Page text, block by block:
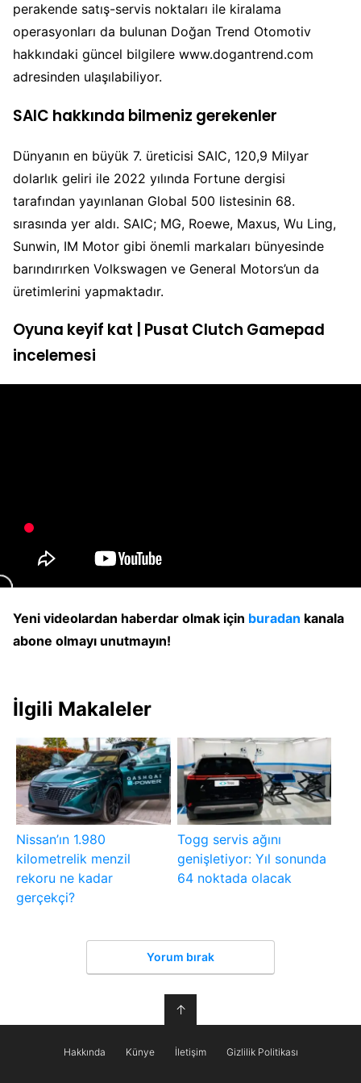
perakende satış-servis noktaları ile kiralama
operasyonları da bulunan Doğan Trend Otomotiv
hakkındaki güncel bilgilere www.dogantrend.com
adresinden ulaşılabiliyor.
SAIC hakkında bilmeniz gerekenler
Dünyanın en büyük 7. üreticisi SAIC, 120,9 Milyar
dolarlık geliri ile 2022 yılında Fortune dergisi
tarafından yayınlanan Global 500 listesinin 68.
sırasında yer aldı. SAIC; MG, Roewe, Maxus, Wu Ling,
Sunwin, IM Motor gibi önemli markaları bünyesinde
barındırırken Volkswagen ve General Motors’un da
üretimlerini yapmaktadır.
Oyuna keyif kat | Pusat Clutch Gamepad
incelemesi
Yeni videolardan haberdar olmak için buradan kanala
abone olmayı unutmayın!
İlgili Makaleler
Nissan’ın 1.980
kilometrelik menzil
rekoru ne kadar
gerçekçi?
Togg servis ağını
genişletiyor: Yıl sonunda
64 noktada olacak
Yorum bırak
↑
Hakkında Künye İletişim Gizlilik Politikası